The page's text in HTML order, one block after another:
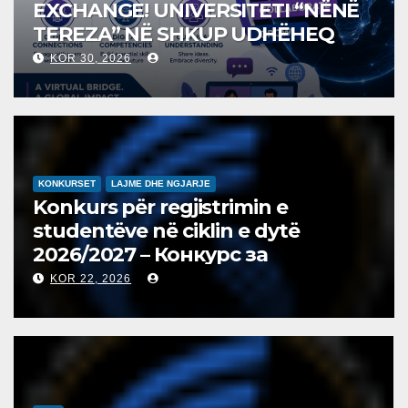
EXCHANGE! UNIVERSITETI “NËNË
TEREZA” NË SHKUP UDHËHEQ
NISMËN NDËRKOMBËTARE PËR
EDUKIMIN DIGJITAL DHE
QYTETARINË GLOBALE
KOR 30, 2026
KONKURSET LAJME DHE NGJARJE
Konkurs për regjistrimin e
studentëve në ciklin e dytë
2026/2027 – Конкурс за
запишување на студенти на
втор циклус студии за 2026/2027
KOR 22, 2026